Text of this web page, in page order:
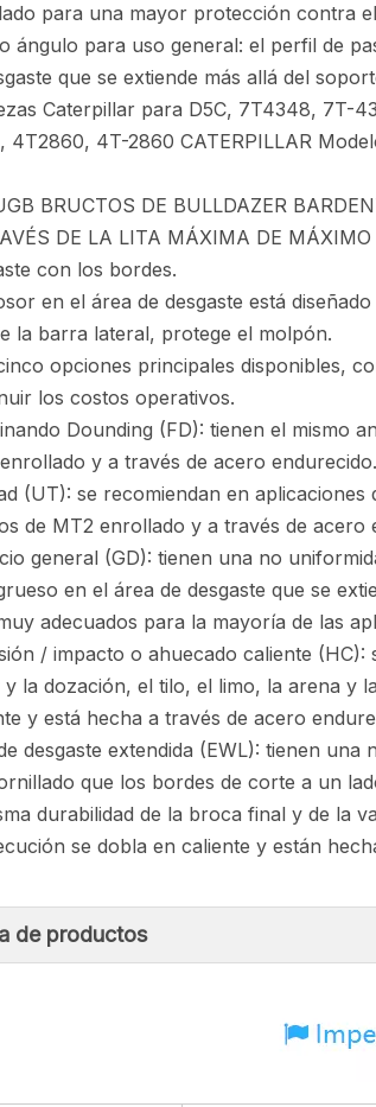
para una mayor protección contra
ángulo para uso general: el perfil de
que se extiende más allá del
Caterpillar para D5C, 7T4348, 7T-
4T2860, 4T-2860 CATERPILLAR
BRUCTOS DE BULLDAZER
DE LA LITA MÁXIMA DE
con los bordes.
en el área de desgaste está
la barra lateral, protege el molpón.
opciones principales disponibles,
los costos operativos.
Dounding (FD): tienen el mismo
y a través de acero endurecido.
(UT): se recomiendan en
de MT2 enrollado y a través de acero
general (GD): tienen una no
en el área de desgaste que se
adecuados para la mayoría de las
/ impacto o ahuecado caliente
la dozación, el tilo, el limo, la arena y
y está hecha a través de acero
desgaste extendida (EWL): tienen
que los bordes de corte a un
durabilidad de la broca final y de la
se dobla en caliente y están
de productos